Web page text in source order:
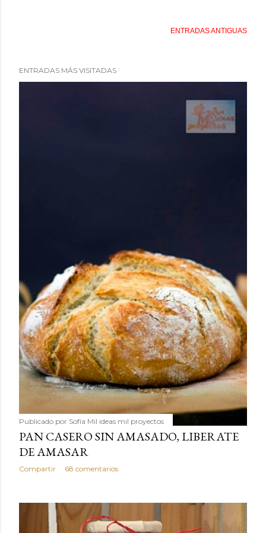
ENTRADAS ANTIGUAS
ENTRADAS MÁS VISITADAS
Publicado por Sofía Mil ideas mil proyectos
PAN CASERO SIN AMASADO, LIBERATE
DE AMASAR
Compartir 68 comentarios